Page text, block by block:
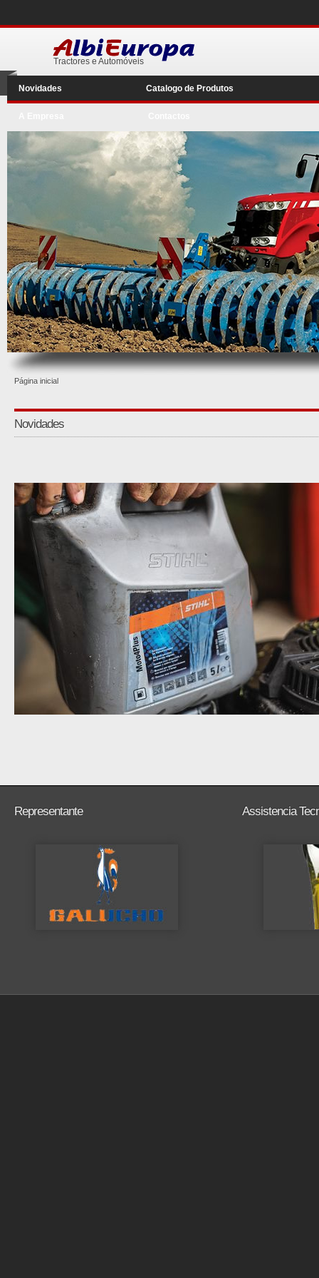
Tractores e Automóveis
Novidades Catalogo de Produtos
Página inicial
Novidades
Representante Assistencia